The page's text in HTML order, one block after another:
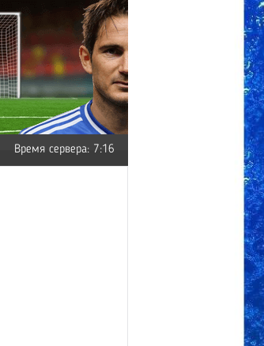
Время сервера: 7:16